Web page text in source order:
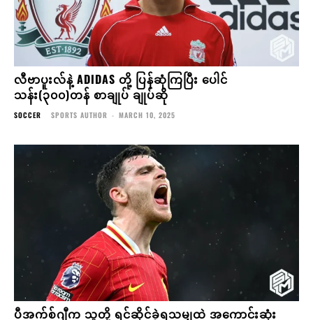
လီဗာပူးလ်နဲ့ ADIDAS တို့ ပြန်ဆုံကြပြီး ပေါင်
သန်း(၃၀၀)တန် စာချုပ် ချုပ်ဆို
SOCCER SPORTS AUTHOR - MARCH 10, 2025
ပီအက်စ်ဂျီက သူတို့ ရင်ဆိုင်ခဲ့ရသမျှထဲ အကောင်းဆုံး